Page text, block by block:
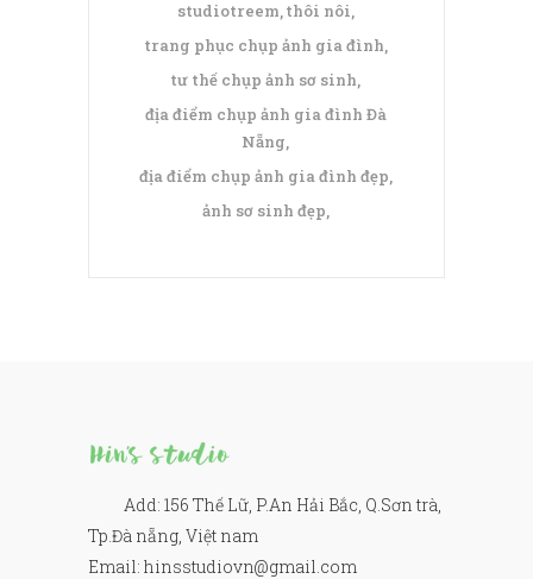
studiotreem thôi nôi
trang phục chụp ảnh gia đình
tư thế chụp ảnh sơ sinh
địa điểm chụp ảnh gia đình Đà
Nẵng
địa điểm chụp ảnh gia đình đẹp
ảnh sơ sinh đẹp
Add: 156 Thế Lữ, P.An Hải Bắc, Q.Sơn trà,
Tp.Đà nẵng, Việt nam
Email: hinsstudiovn@gmail.com